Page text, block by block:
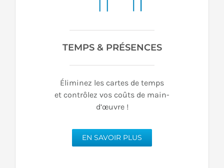
TEMPS & PRÉSENCES
Éliminez les cartes de temps
et contrôlez vos coûts de main-
d’œuvre !
EN SAVOIR PLUS